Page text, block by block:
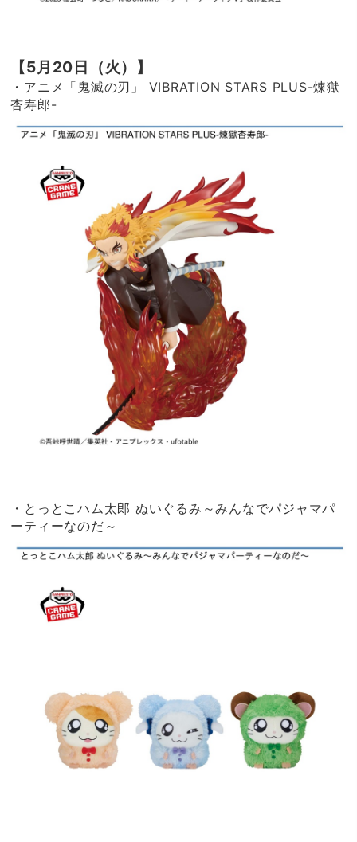
【5月20日（火）】
・アニメ「鬼滅の刃」 VIBRATION STARS PLUS-煉獄
杏寿郎-
・とっとこハム太郎 ぬいぐるみ～みんなでパジャマパ
ーティーなのだ～